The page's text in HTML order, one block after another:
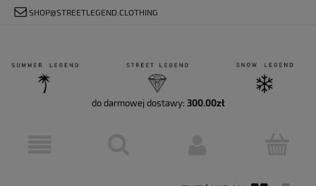
SHOP@STREETLEGEND.CLOTHING
do darmowej dostawy: 300.00zł